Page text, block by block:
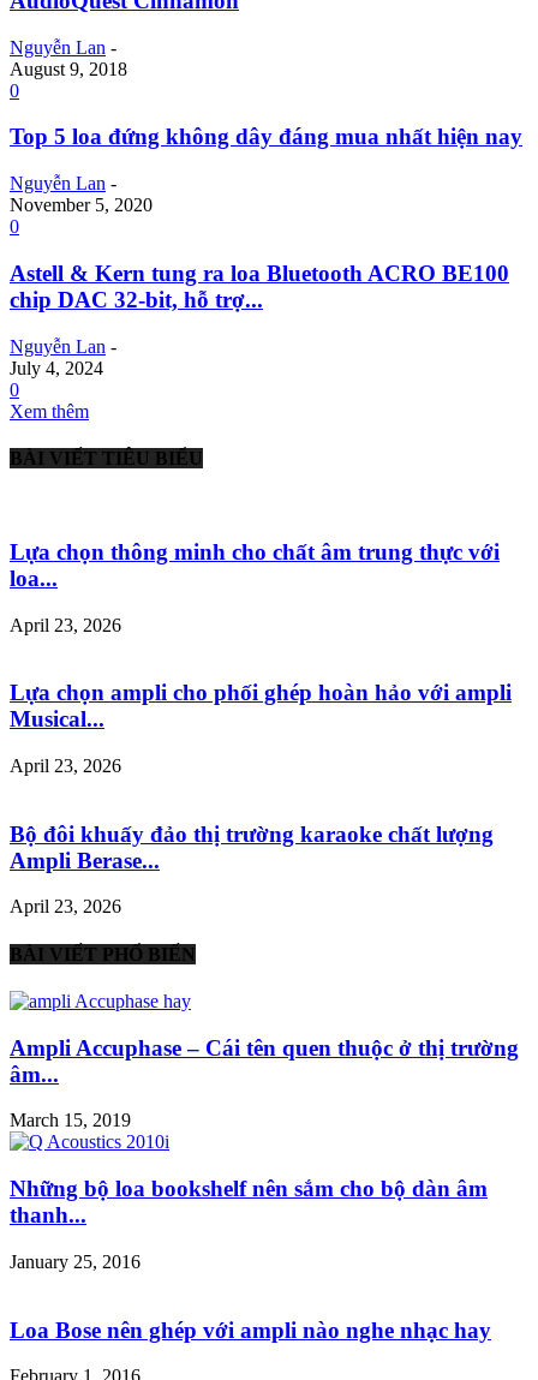
Nguyễn Lan -
August 9, 2018
0
Top 5 loa đứng không dây đáng mua nhất hiện nay
Nguyễn Lan -
November 5, 2020
0
Astell & Kern tung ra loa Bluetooth ACRO BE100
chip DAC 32-bit, hỗ trợ...
Nguyễn Lan -
July 4, 2024
0
Xem thêm
BÀI VIẾT TIÊU BIỂU
Lựa chọn thông minh cho chất âm trung thực với
loa...
April 23, 2026
Lựa chọn ampli cho phối ghép hoàn hảo với ampli
Musical...
April 23, 2026
Bộ đôi khuấy đảo thị trường karaoke chất lượng
Ampli Berase...
April 23, 2026
BÀI VIẾT PHỔ BIẾN
Ampli Accuphase – Cái tên quen thuộc ở thị trường
âm...
March 15, 2019
Những bộ loa bookshelf nên sắm cho bộ dàn âm
thanh...
January 25, 2016
Loa Bose nên ghép với ampli nào nghe nhạc hay